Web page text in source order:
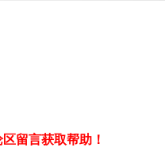
留言获取帮助！